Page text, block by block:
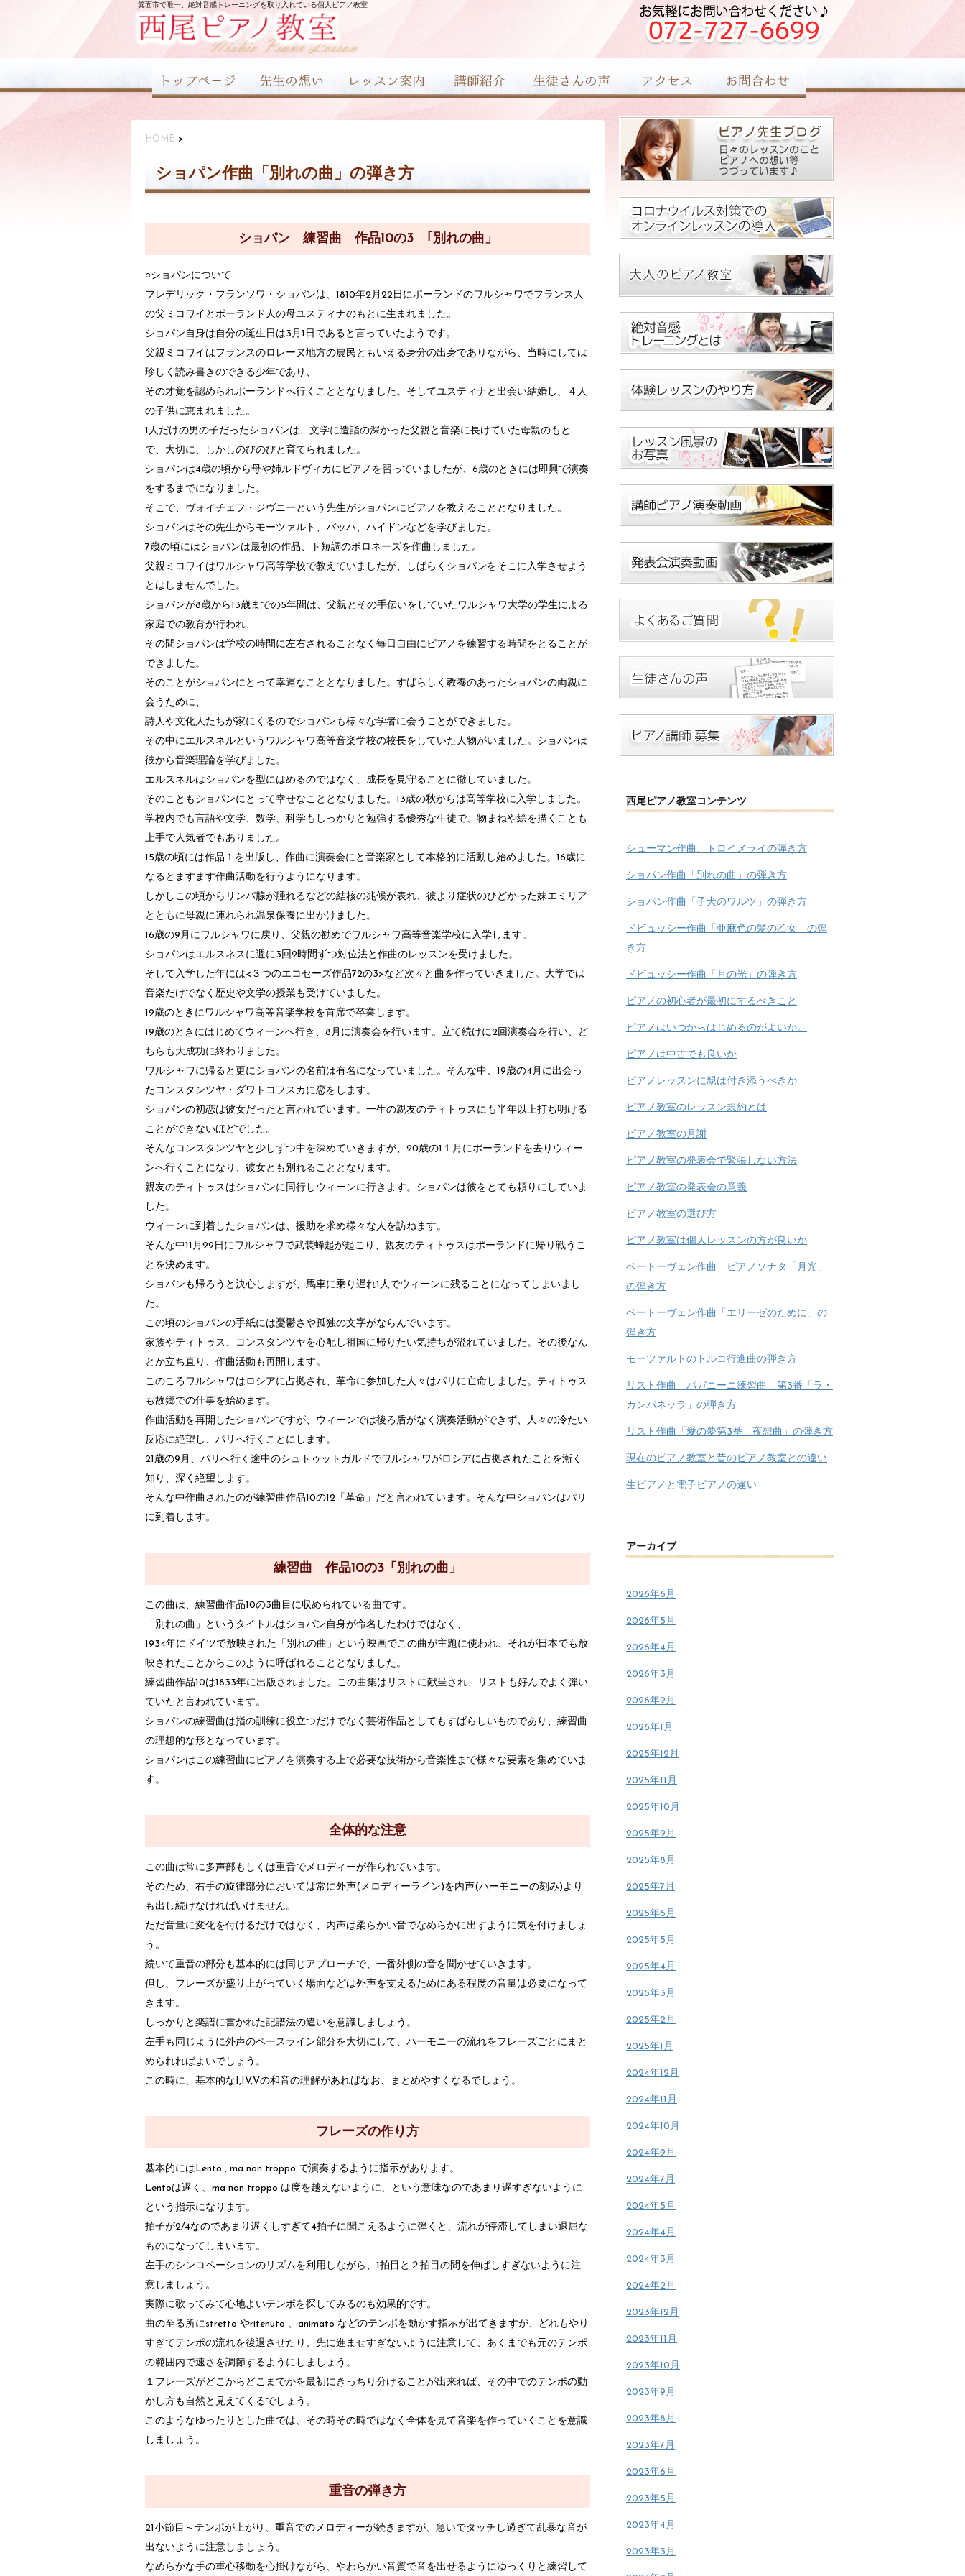
箕面市で唯一、絶対音感トレーニングを取り入れている個人ピアノ教室
HOME >
ショパン作曲「別れの曲」の弾き方
ショパン 練習曲 作品10の3 ｢別れの曲」
○ショパンについて
フレデリック・フランソワ・ショパンは、1810年2月22日にポーランドのワルシャワでフランス人
の父ミコワイとポーランド人の母ユスティナのもとに生まれました。
ショパン自身は自分の誕生日は3月1日であると言っていたようです。
父親ミコワイはフランスのロレーヌ地方の農民ともいえる身分の出身でありながら、当時にしては
珍しく読み書きのできる少年であり、
その才覚を認められポーランドへ行くこととなりました。そしてユスティナと出会い結婚し、４人
の子供に恵まれました。
1人だけの男の子だったショパンは、文学に造詣の深かった父親と音楽に長けていた母親のもと
で、大切に、しかしのびのびと育てられました。
ショパンは4歳の頃から母や姉ルドヴィカにピアノを習っていましたが、6歳のときには即興で演奏
をするまでになりました。
そこで、ヴォイチェフ・ジヴニーという先生がショパンにピアノを教えることとなりました。
ショパンはその先生からモーツァルト、バッハ、ハイドンなどを学びました。
7歳の頃にはショパンは最初の作品、ト短調のポロネーズを作曲しました。
父親ミコワイはワルシャワ高等学校で教えていましたが、しばらくショパンをそこに入学させよう
とはしませんでした。
ショパンが8歳から13歳までの5年間は、父親とその手伝いをしていたワルシャワ大学の学生による
家庭での教育が行われ、
その間ショパンは学校の時間に左右されることなく毎日自由にピアノを練習する時間をとることが
できました。
そのことがショパンにとって幸運なこととなりました。すばらしく教養のあったショパンの両親に
会うために、
詩人や文化人たちが家にくるのでショパンも様々な学者に会うことができました。
その中にエルスネルというワルシャワ高等音楽学校の校長をしていた人物がいました。ショパンは
彼から音楽理論を学びました。
エルスネルはショパンを型にはめるのではなく、成長を見守ることに徹していました。
そのこともショパンにとって幸せなこととなりました。13歳の秋からは高等学校に入学しました。
学校内でも言語や文学、数学、科学もしっかりと勉強する優秀な生徒で、物まねや絵を描くことも
上手で人気者でもありました。
15歳の頃には作品１を出版し、作曲に演奏会にと音楽家として本格的に活動し始めました。16歳に
なるとますます作曲活動を行うようになります。
しかしこの頃からリンパ腺が腫れるなどの結核の兆候が表れ、彼より症状のひどかった妹エミリア
とともに母親に連れられ温泉保養に出かけました。
16歳の9月にワルシャワに戻り、父親の勧めでワルシャワ高等音楽学校に入学します。
ショパンはエルスネスに週に3回2時間ずつ対位法と作曲のレッスンを受けました。
そして入学した年には<３つのエコセーズ作品72の3>など次々と曲を作っていきました。大学では
音楽だけでなく歴史や文学の授業も受けていました。
19歳のときにワルシャワ高等音楽学校を首席で卒業します。
19歳のときにはじめてウィーンへ行き、8月に演奏会を行います。立て続けに2回演奏会を行い、ど
ちらも大成功に終わりました。
ワルシャワに帰ると更にショパンの名前は有名になっていました。そんな中、19歳の4月に出会っ
たコンスタンツヤ・ダワトコフスカに恋をします。
ショパンの初恋は彼女だったと言われています。一生の親友のティトゥスにも半年以上打ち明ける
ことができないほどでした。
そんなコンスタンツヤと少しずつ中を深めていきますが、20歳の1１月にポーランドを去りウィー
ンへ行くことになり、彼女とも別れることとなります。
親友のティトゥスはショパンに同行しウィーンに行きます。ショパンは彼をとても頼りにしていま
した。
ウィーンに到着したショパンは、援助を求め様々な人を訪ねます。
そんな中11月29日にワルシャワで武装蜂起が起こり、親友のティトゥスはポーランドに帰り戦うこ
とを決めます。
ショパンも帰ろうと決心しますが、馬車に乗り遅れ1人でウィーンに残ることになってしまいまし
た。
この頃のショパンの手紙には憂鬱さや孤独の文字がならんでいます。
家族やティトゥス、コンスタンツヤを心配し祖国に帰りたい気持ちが溢れていました。その後なん
とか立ち直り、作曲活動も再開します。
このころワルシャワはロシアに占拠され、革命に参加した人々はパリに亡命しました。ティトゥス
も故郷での仕事を始めます。
作曲活動を再開したショパンですが、ウィーンでは後ろ盾がなく演奏活動ができず、人々の冷たい
反応に絶望し、パリへ行くことにします。
21歳の9月、パリへ行く途中のシュトゥットガルドでワルシャワがロシアに占拠されたことを漸く
知り、深く絶望します。
そんな中作曲されたのが練習曲作品10の12「革命」だと言われています。そんな中ショパンはパリ
に到着します。
練習曲 作品10の3「別れの曲」
この曲は、練習曲作品10の3曲目に収められている曲です。
「別れの曲」というタイトルはショパン自身が命名したわけではなく、
1934年にドイツで放映された「別れの曲」という映画でこの曲が主題に使われ、それが日本でも放
映されたことからこのように呼ばれることとなりました。
練習曲作品10は1833年に出版されました。この曲集はリストに献呈され、リストも好んでよく弾い
ていたと言われています。
ショパンの練習曲は指の訓練に役立つだけでなく芸術作品としてもすばらしいものであり、練習曲
の理想的な形となっています。
ショパンはこの練習曲にピアノを演奏する上で必要な技術から音楽性まで様々な要素を集めていま
す。
全体的な注意
この曲は常に多声部もしくは重音でメロディーが作られています。
そのため、右手の旋律部分においては常に外声(メロディーライン)を内声(ハーモニーの刻み)より
も出し続けなければいけません。
ただ音量に変化を付けるだけではなく、内声は柔らかい音でなめらかに出すように気を付けましょ
う。
続いて重音の部分も基本的には同じアプローチで、一番外側の音を聞かせていきます。
但し、フレーズが盛り上がっていく場面などは外声を支えるためにある程度の音量は必要になって
きます。
しっかりと楽譜に書かれた記譜法の違いを意識しましょう。
左手も同じように外声のベースライン部分を大切にして、ハーモニーの流れをフレーズごとにまと
められればよいでしょう。
この時に、基本的なI,IV,Vの和音の理解があればなお、まとめやすくなるでしょう。
フレーズの作り方
基本的にはLento , ma non troppo で演奏するように指示があります。
Lentoは遅く、ma non troppo は度を越えないように、という意味なのであまり遅すぎないように
という指示になります。
拍子が2/4なのであまり遅くしすぎて4拍子に聞こえるように弾くと、流れが停滞してしまい退屈な
ものになってしまいます。
左手のシンコペーションのリズムを利用しながら、1拍目と２拍目の間を伸ばしすぎないように注
意しましょう。
実際に歌ってみて心地よいテンポを探してみるのも効果的です。
曲の至る所にstretto やritenuto 、animato などのテンポを動かす指示が出てきますが、どれもやり
すぎてテンポの流れを後退させたり、先に進ませすぎないように注意して、あくまでも元のテンポ
の範囲内で速さを調節するようにしましょう。
１フレーズがどこからどこまでかを最初にきっちり分けることが出来れば、その中でのテンポの動
かし方も自然と見えてくるでしょう。
このようなゆったりとした曲では、その時その時ではなく全体を見て音楽を作っていくことを意識
しましょう。
重音の弾き方
21小節目～テンポが上がり、重音でのメロディーが続きますが、急いでタッチし過ぎて乱暴な音が
出ないように注意しましょう。
なめらかな手の重心移動を心掛けながら、やわらかい音質で音を出せるようにゆっくりと練習して
西尾ピアノ教室コンテンツ
シューマン作曲、トロイメライの弾き方
ショパン作曲「別れの曲」の弾き方
ショパン作曲「子犬のワルツ」の弾き方
ドビュッシー作曲「亜麻色の髪の乙女」の弾
き方
ドビュッシー作曲「月の光」の弾き方
ピアノの初心者が最初にするべきこと
ピアノはいつからはじめるのがよいか。
ピアノは中古でも良いか
ピアノレッスンに親は付き添うべきか
ピアノ教室のレッスン規約とは
ピアノ教室の月謝
ピアノ教室の発表会で緊張しない方法
ピアノ教室の発表会の意義
ピアノ教室の選び方
ピアノ教室は個人レッスンの方が良いか
ベートーヴェン作曲 ピアノソナタ「月光」
の弾き方
ベートーヴェン作曲「エリーゼのために」の
弾き方
モーツァルトのトルコ行進曲の弾き方
リスト作曲 パガニーニ練習曲 第3番「ラ・
カンパネッラ」の弾き方
リスト作曲「愛の夢第3番 夜想曲」の弾き方
現在のピアノ教室と昔のピアノ教室との違い
生ピアノと電子ピアノの違い
アーカイブ
2026年6月
2026年5月
2026年4月
2026年3月
2026年2月
2026年1月
2025年12月
2025年11月
2025年10月
2025年9月
2025年8月
2025年7月
2025年6月
2025年5月
2025年4月
2025年3月
2025年2月
2025年1月
2024年12月
2024年11月
2024年10月
2024年9月
2024年7月
2024年5月
2024年4月
2024年3月
2024年2月
2023年12月
2023年11月
2023年10月
2023年9月
2023年8月
2023年7月
2023年6月
2023年5月
2023年4月
2023年3月